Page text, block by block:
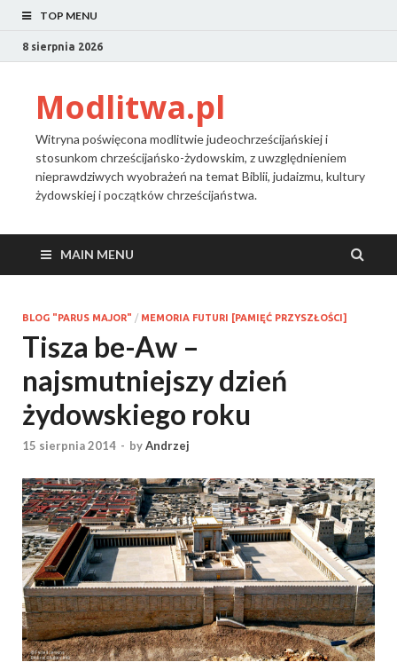
TOP MENU
8 sierpnia 2026
Modlitwa.pl
Witryna poświęcona modlitwie judeochrześcijańskiej i
stosunkom chrześcijańsko-żydowskim, z uwzględnieniem
nieprawdziwych wyobrażeń na temat Biblii, judaizmu, kultury
żydowskiej i początków chrześcijaństwa.
MAIN MENU
BLOG "PARUS MAJOR" / MEMORIA FUTURI [PAMIĘĆ PRZYSZŁOŚCI]
Tisza be-Aw –
najsmutniejszy dzień
żydowskiego roku
15 sierpnia 2014 - byAndrzej